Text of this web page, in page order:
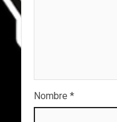
Nombre *